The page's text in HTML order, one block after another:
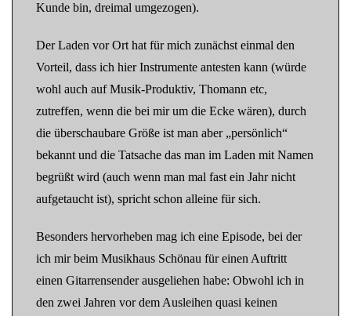
Kunde bin, dreimal umgezogen).
Der Laden vor Ort hat für mich zunächst einmal den
Vorteil, dass ich hier Instrumente antesten kann (würde
wohl auch auf Musik-Produktiv, Thomann etc,
zutreffen, wenn die bei mir um die Ecke wären), durch
die überschaubare Größe ist man aber „persönlich“
bekannt und die Tatsache das man im Laden mit Namen
begrüßt wird (auch wenn man mal fast ein Jahr nicht
aufgetaucht ist), spricht schon alleine für sich.
Besonders hervorheben mag ich eine Episode, bei der
ich mir beim Musikhaus Schönau für einen Auftritt
einen Gitarrensender ausgeliehen habe: Obwohl ich in
den zwei Jahren vor dem Ausleihen quasi keinen